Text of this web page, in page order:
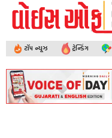
ટૉપ ન્યૂઝ ટ્રેન્ડિંગ